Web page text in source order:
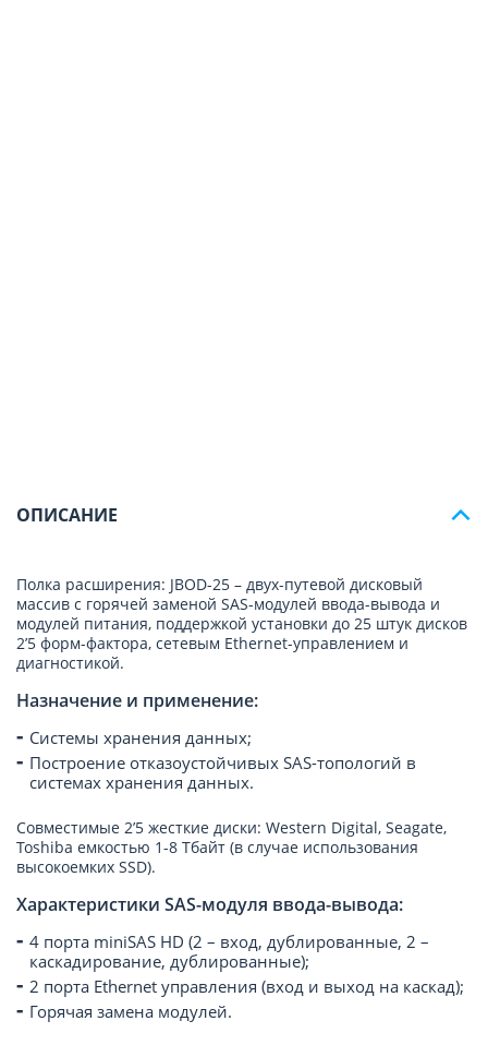
ОПИСАНИЕ
Полка расширения: JBOD-25 – двух-путевой дисковый
массив с горячей заменой SAS-модулей ввода-вывода и
модулей питания, поддержкой установки до 25 штук дисков
2’5 форм-фактора, сетевым Ethernet-управлением и
диагностикой.
Назначение и применение:
Системы хранения данных;
Построение отказоустойчивых SAS-топологий в
системах хранения данных.
Совместимые 2’5 жесткие диски: Western Digital, Seagate,
Toshiba емкостью 1-8 Тбайт (в случае использования
высокоемких SSD).
Характеристики SAS-модуля ввода-вывода:
4 порта miniSAS HD (2 – вход, дублированные, 2 –
каскадирование, дублированные);
2 порта Ethernet управления (вход и выход на каскад);
Горячая замена модулей.